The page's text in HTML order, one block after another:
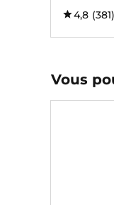
4,8 (381)
Vous